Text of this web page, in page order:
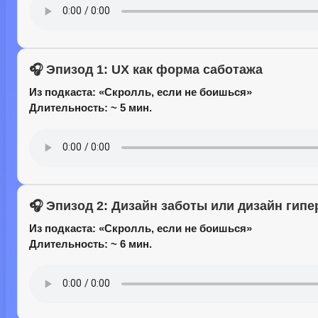
🎧 Эпизод 1: UX как форма саботажа
Из подкаста: «Скролль, если не боишься»
Длительность: ~ 5 мин.
🎧 Эпизод 2: Дизайн заботы или дизайн
Из подкаста: «Скролль, если не боишься»
Длительность: ~ 6 мин.